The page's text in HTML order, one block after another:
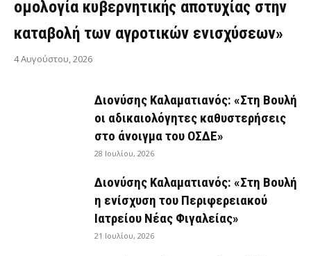
ομολογία κυβερνητικής αποτυχίας στην
καταβολή των αγροτικών ενισχύσεων»
4 Αυγούστου, 2026
Διονύσης Καλαματιανός: «Στη Βουλή
οι αδικαιολόγητες καθυστερήσεις
στο άνοιγμα του ΟΣΔΕ»
28 Ιουλίου, 2026
Διονύσης Καλαματιανός: «Στη Βουλή
η ενίσχυση του Περιφερειακού
Ιατρείου Νέας Φιγαλείας»
21 Ιουλίου, 2026